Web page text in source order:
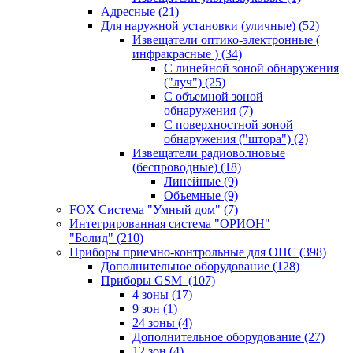
Адресные (21)
Для наружной установки (уличные) (52)
Извещатели оптико-электронные (
инфракрасные ) (34)
С линейной зоной обнаружения
("луч") (25)
С объемной зоной
обнаружения (7)
С поверхностной зоной
обнаружения ("штора") (2)
Извещатели радиоволновые
(беспроводные) (18)
Линейные (9)
Объемные (9)
FOX Система "Умный дом" (7)
Интегрированная система "ОРИОН"
"Болид" (210)
Приборы приемно-контрольные для ОПС (398)
Дополнительное оборудование (128)
Приборы GSM (107)
4 зоны (17)
9 зон (1)
24 зоны (4)
Дополнительное оборудование (27)